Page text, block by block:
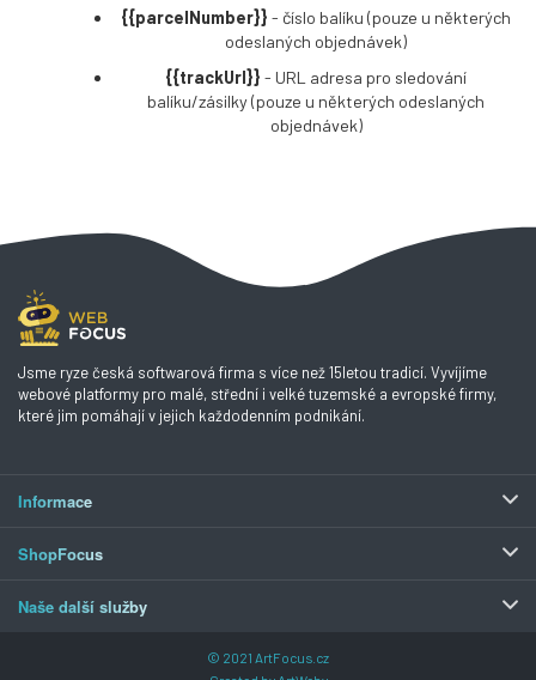
{{parcelNumber}} - číslo balíku (pouze u některých
odeslaných objednávek)
{{trackUrl}} - URL adresa pro sledování
balíku/zásilky (pouze u některých odeslaných
objednávek)
Jsme ryze česká softwarová firma s více než 15letou tradicí. Vyvíjíme
webové platformy pro malé, střední i velké tuzemské a evropské firmy,
které jim pomáhají v jejich každodenním podnikání.
Informace
ShopFocus
Naše další služby
© 2021 ArtFocus.cz